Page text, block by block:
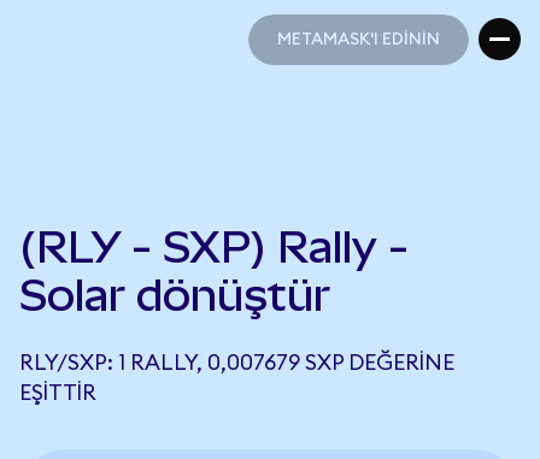
METAMASK'I EDİNİN
(RLY - SXP) Rally -
Solar dönüştür
RLY/SXP: 1 RALLY, 0,007679 SXP DEĞERINE
EŞITTIR